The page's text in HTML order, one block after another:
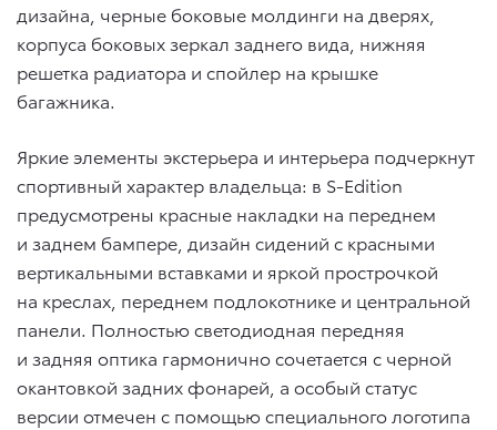
дизайна, черные боковые молдинги на дверях,
корпуса боковых зеркал заднего вида, нижняя
решетка радиатора и спойлер на крышке
багажника.
Яркие элементы экстерьера и интерьера подчеркнут
спортивный характер владельца: в S-Edition
предусмотрены красные накладки на переднем
и заднем бампере, дизайн сидений с красными
вертикальными вставками и яркой прострочкой
на креслах, переднем подлокотнике и центральной
панели. Полностью светодиодная передняя
и задняя оптика гармонично сочетается с черной
окантовкой задних фонарей, а особый статус
версии отмечен с помощью специального логотипа